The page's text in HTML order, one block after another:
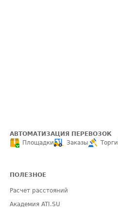
АВТОМАТИЗАЦИЯ ПЕРЕВОЗОК
Площадки
Заказы Торги
ПОЛЕЗНОЕ
Расчет расстояний
Академия ATI.SU